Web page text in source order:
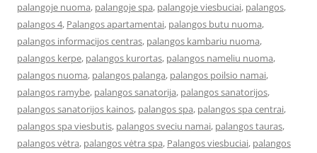
palangoje nuoma, palangoje spa, palangoje viesbuciai, palangos,
palangos 4, Palangos apartamentai, palangos butu nuoma,
palangos informacijos centras, palangos kambariu nuoma,
palangos kerpe, palangos kurortas, palangos nameliu nuoma,
palangos nuoma, palangos palanga, palangos poilsio namai,
palangos ramybe, palangos sanatorija, palangos sanatorijos,
palangos sanatorijos kainos, palangos spa, palangos spa centrai,
palangos spa viesbutis, palangos sveciu namai, palangos tauras,
palangos vėtra, palangos vėtra spa, Palangos viesbuciai, palangos